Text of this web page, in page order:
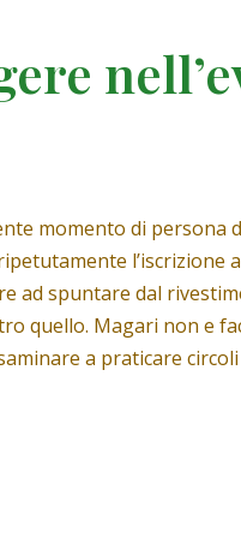
momento di
ad spuntare dal
quello. Magari non e
a praticare